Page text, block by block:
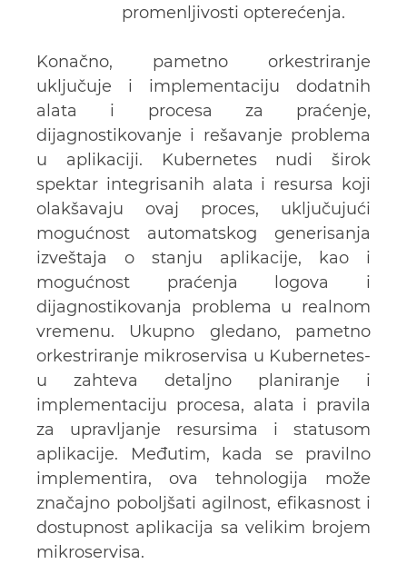
promenljivosti opterećenja.
Konačno, pametno orkestriranje
uključuje i implementaciju dodatnih
alata i procesa za praćenje,
dijagnostikovanje i rešavanje problema
u aplikaciji. Kubernetes nudi širok
spektar integrisanih alata i resursa koji
olakšavaju ovaj proces, uključujući
mogućnost automatskog generisanja
izveštaja o stanju aplikacije, kao i
mogućnost praćenja logova i
dijagnostikovanja problema u realnom
vremenu. Ukupno gledano, pametno
orkestriranje mikroservisa u Kubernetes-
u zahteva detaljno planiranje i
implementaciju procesa, alata i pravila
za upravljanje resursima i statusom
aplikacije. Međutim, kada se pravilno
implementira, ova tehnologija može
značajno poboljšati agilnost, efikasnost i
dostupnost aplikacija sa velikim brojem
mikroservisa.